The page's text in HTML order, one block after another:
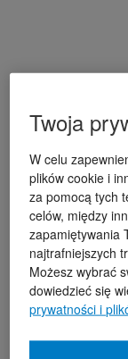
Twoja
W celu
plików cookie i
za pomocą tych
celów, między
zapamiętywania
najtrafniejszych
Możesz wybrać
dowiedzieć się
prywatności i